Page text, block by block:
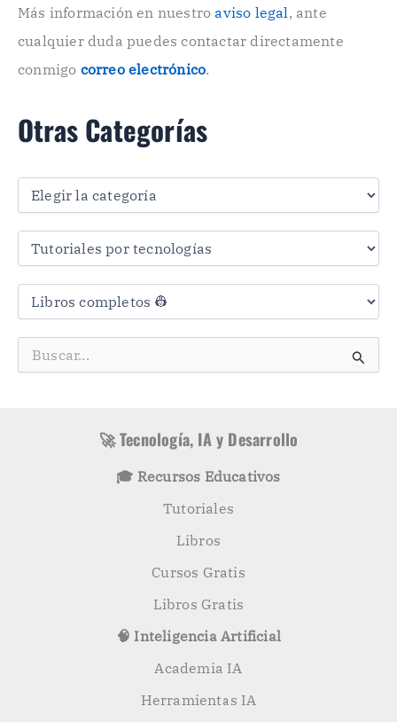
o
.
Más información en nuestroaviso legal , ante
cualquier duda puedes contactar directamente
conmigo correo electrónico.
Otras Categorías
O
a
a
🚀 Tecnología, IA y Desarrollo
🎓 Recursos Educativos
Tutoriales
Libros
Cursos Gratis
Libros Gratis
🧠 Inteligencia Artificial
Academia IA
Herramientas IA